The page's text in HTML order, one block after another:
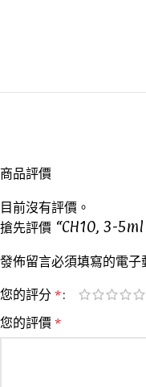
商品評價
目前沒有評價。
搶先評價 “CH10, 3-
發佈留言必須填寫的電子
您的評分 *
您的評價 *